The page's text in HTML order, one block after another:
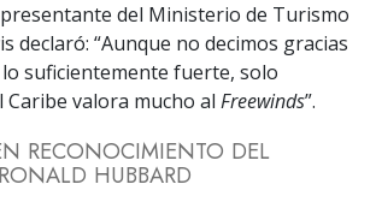
del Ministerio de Turismo
declaró: “Aunque no decimos gracias
suficientemente fuerte, solo
Caribe valora mucho al Freewinds”.
RECONOCIMIENTO DEL
HUBBARD